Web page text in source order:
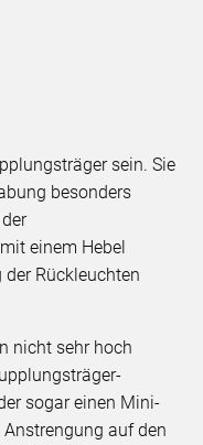
sein. Sie
besonders
einem Hebel
Rückleuchten
nicht sehr hoch
sogar einen Mini-
auf den